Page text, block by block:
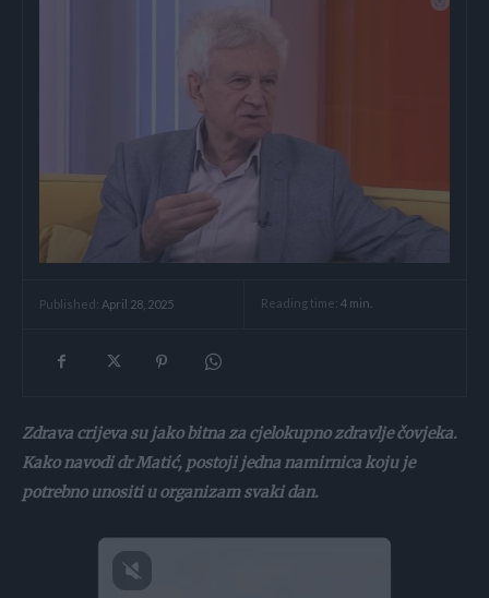
Published: April 28, 2025 Reading time: 4 min.
Zdrava crijeva su jako bitna za cjelokupno zdravlje čovjeka.
Kako navodi dr Matić, postoji jedna namirnica koju je
potrebno unositi u organizam svaki dan.